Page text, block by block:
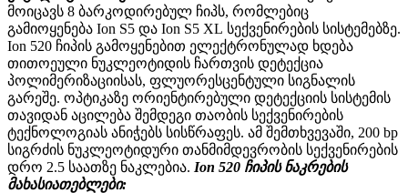
მოიცავს 8 ბარკოდირებულ ჩიპს, რომლებიც
გამიოყენება Ion S5 და Ion S5 XL სექვენირების სისტემებზე.
Ion 520 ჩიპის გამოყენებით ელექტრონულად ხდება
თითოეული ნუკლეოტიდის ჩართვის დეტექცია
პოლიმერიზაციისას, ფლუორესცენტული სიგნალის
გარეშე. ოპტიკაზე ორიენტირებული დეტექციის სისტემის
თავიდან აცილება შემდეგი თაობის სექვენირების
ტექნოლოგიას ანიჭებს სისწრაფეს. ამ შემთხვევაში, 200 bp
სიგრძის ნუკლეოტიდური თანმიმდევრობის სექვენირების
დრო 2.5 საათზე ნაკლებია. Ion 520 ჩიპის ნაკრების
მახასიათებლები: